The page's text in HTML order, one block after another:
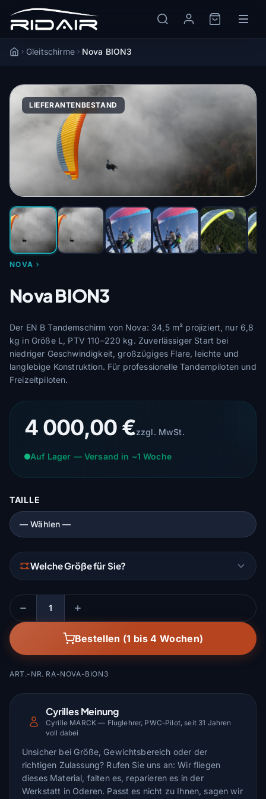
AccueilGleitschirme Nova BION3
LIEFERANTENBESTAND
NOVA
Nova BION3
Der EN B Tandemschirm von Nova: 34,5 m² projiziert, nur 6,8
kg in Größe L, PTV 110–220 kg. Zuverlässiger Start bei
niedriger Geschwindigkeit, großzügiges Flare, leichte und
langlebige Konstruktion. Für professionelle Tandempiloten und
Freizeitpiloten.
4 000,00 €zzgl. MwSt.
Auf Lager — Versand in ~1 Woche
TAILLE
Welche Größe für Sie?
Menge
Bestellen (1 bis 4 Wochen)
ART.-NR. RA-NOVA-BION3
Cyrilles Meinung
Cyrille MARCK — Fluglehrer, PWC-Pilot, seit 31 Jahren
voll dabei
Unsicher bei Größe, Gewichtsbereich oder der
richtigen Zulassung? Rufen Sie uns an: Wir fliegen
dieses Material, falten es, reparieren es in der
Werkstatt in Oderen. Passt es nicht zu Ihnen, sagen wir